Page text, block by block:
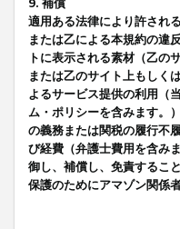
9. 補償
適用ある法律により許され
または乙による本規約の違
トに表示される素材（乙の
または乙のサイト上もしく
よるサービス提供の利用（
ム・ポリシーを含みます。
の義務または関税の履行不
び経費（弁護士費用を含み
御し、補償し、免責するこ
保護のためにアマゾン関係